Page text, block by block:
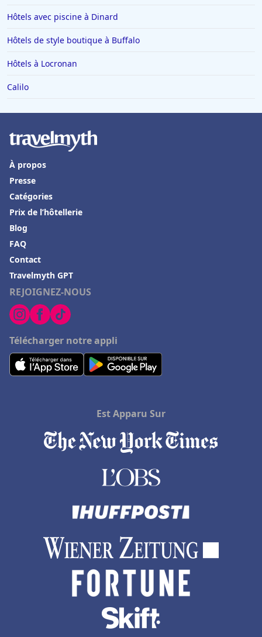
Hôtels avec piscine à Dinard
Hôtels de style boutique à Buffalo
Hôtels à Locronan
Calilo
REJOIGNEZ-NOUS
Télécharger notre appli
À propos
Presse
Catégories
Prix de l’hôtellerie
Blog
FAQ
Contact
Travelmyth GPT
Est Apparu Sur